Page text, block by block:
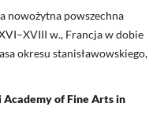
nowożytna powszechna
w., Francja w dobie
okresu stanisławowskiego,
of Fine Arts in